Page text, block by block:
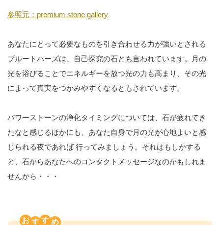
参照元：premium stone gallery
あなたにとって必要なものを引き合わせる力が強いとされる
ブルートパーズは、自己探究の石とも言われています。月の
光を浴びることでエネルギーを放つ光の力も高まり、その光
によって真実をつかみやすくなるともされています。
パワーストーンの浄化タイミングについては、石が疲れてき
たなと感じるほかにも、あなた自身で月の光が心地よいと感
じられる夜であれば 行ってみましょう。それはもしかする
と、石からあなたへのコンタクトメッセージなのかもしれま
せんから・・・
お す